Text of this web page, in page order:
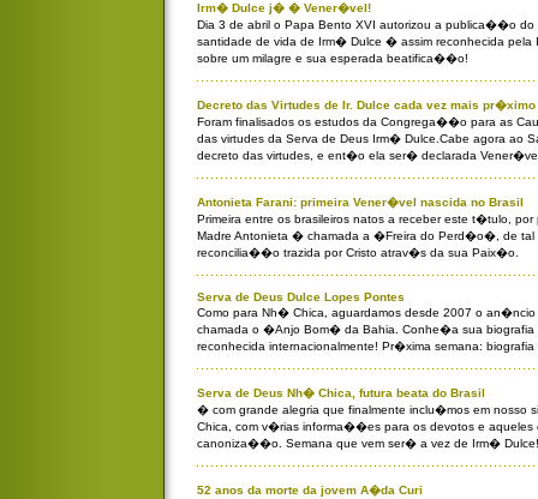
Irm� Dulce j� � Vener�vel!
Dia 3 de abril o Papa Bento XVI autorizou a publica��o do
santidade de vida de Irm� Dulce � assim reconhecida pela
sobre um milagre e sua esperada beatifica��o!
Decreto das Virtudes de Ir. Dulce cada vez mais pr�ximo
Foram finalisados os estudos da Congrega��o para as
das virtudes da Serva de Deus Irm� Dulce.Cabe agora ao
decreto das virtudes, e ent�o ela ser� declarada
Antonieta Farani: primeira Vener�vel nascida no Brasil
Primeira entre os brasileiros natos a receber este t�tulo,
Madre Antonieta � chamada a �Freira do Perd�o�, de tal
reconcilia��o trazida por Cristo atrav�s da sua Paix�o.
Serva de Deus Dulce Lopes Pontes
Como para Nh� Chica, aguardamos desde 2007 o
chamada o �Anjo Bom� da Bahia. Conhe�a sua biografia
reconhecida internacionalmente! Pr�xima semana:
Serva de Deus Nh� Chica, futura beata do Brasil
� com grande alegria que finalmente inclu�mos em nosso
Chica, com v�rias informa��es para os devotos e aqueles
canoniza��o. Semana que vem ser� a vez de Irm� Dulce!
52 anos da morte da jovem A�da Curi